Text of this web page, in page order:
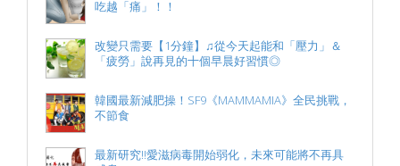
吃越「痛」！！
改變只需要【1分鐘】♫從今天起能和「壓力」＆
「疲勞」說再見的十個早晨好習慣◎
韓國最新減肥操！SF9《MAMMAMIA》全民挑戰，
不節食
最新研究!!愛滋病毒開始弱化，未來可能將不再具